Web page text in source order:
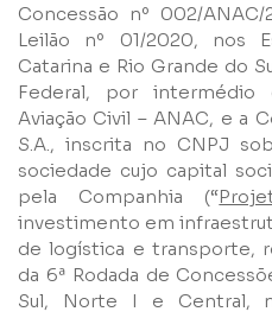
Concessão nº 002/
Leilão nº 01/2020, nos
Catarina e Rio Grande do
Federal, por intermédio
Aviação Civil – ANAC, e a
S.A., inscrita no CNPJ
sociedade cujo capital
pela Companhia (“
investimento em
de logística e transporte,
da 6ª Rodada de
Sul, Norte I e Central,
Nome
E-mail
Empresa
Perfil